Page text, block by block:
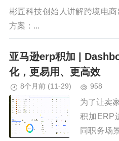
彬匠科技创始人讲解跨境电
方案：...
亚马逊erp积加 |
化，更易用、更高效
8个月前 (11-29) 958
为了让卖
积加ERP
同职务场